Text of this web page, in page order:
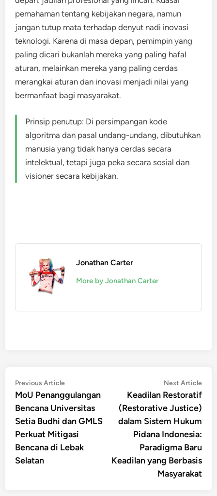
pemahaman tentang kebijakan negara, namun
jangan tutup mata terhadap denyut nadi inovasi
teknologi. Karena di masa depan, pemimpin yang
paling dicari bukanlah mereka yang paling hafal
aturan, melainkan mereka yang paling cerdas
merangkai aturan dan inovasi menjadi nilai yang
bermanfaat bagi masyarakat.
Prinsip penutup: Di persimpangan kode
algoritma dan pasal undang-undang, dibutuhkan
manusia yang tidak hanya cerdas secara
intelektual, tetapi juga peka secara sosial dan
visioner secara kebijakan.
Jonathan Carter
More by Jonathan Carter
Post
navigation
Previous ArticlePrevious
article:
MoU Penanggulangan
Bencana Universitas
Setia Budhi dan GMLS
Perkuat Mitigasi
Bencana di Lebak
Selatan
Next Article
Keadilan Restoratif
(Restorative Justice)
dalam Sistem Hukum
Pidana Indonesia:
Paradigma Baru
Keadilan yang Berbasis
Masyarakat